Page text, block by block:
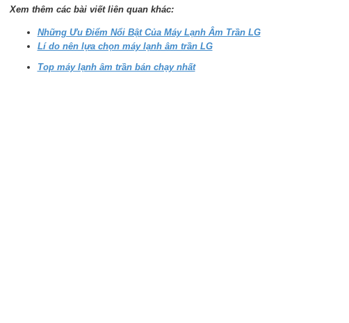
Xem thêm các bài viết liên quan khác:
Những Ưu Điểm Nổi Bật Của Máy Lạnh Âm Trần LG
Lí do nên lựa chọn máy lạnh âm trần LG
Top máy lạnh âm trần bán chạy nhất